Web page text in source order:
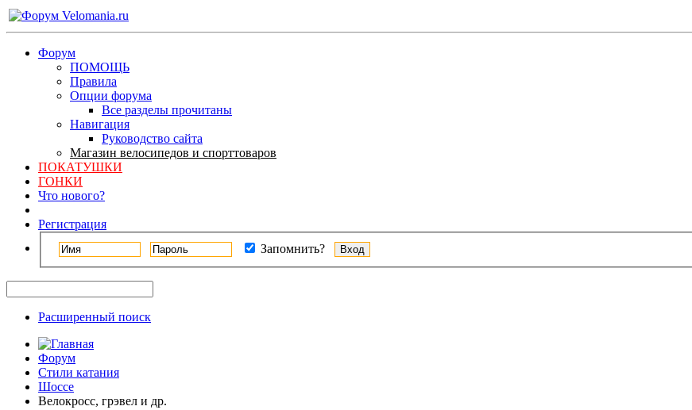
Форум
ПОМОЩЬ
Правила
Опции форума
Все разделы прочитаны
Навигация
Руководство сайта
Магазин велосипедов и спорттоваров
ПОКАТУШКИ
ГОНКИ
Что нового?
Регистрация
Запомнить?
Расширенный поиск
Форум
Стили катания
Шоссе
Велокросc, грэвел и др.